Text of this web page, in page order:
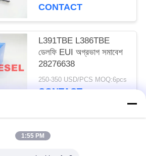
CONTACT
L391TBE L386TBE
ডেলফি EUI অগ্রভাগ সমাবেশ
28276638
250-350 USD/PCS MOQ:6pcs
CONTACT
1:55 PM